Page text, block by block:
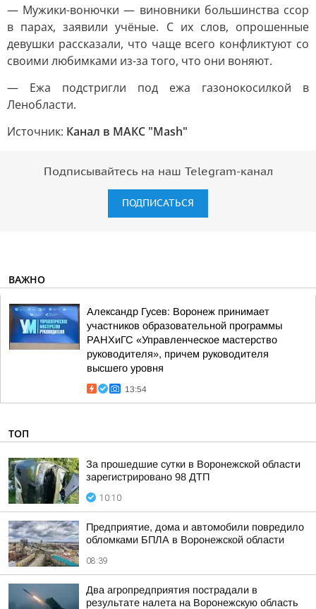
— Мужики-вонючки — виновники большинства ссор
в парах, заявили учёные. С их слов, опрошенные
девушки рассказали, что чаще всего конфликтуют со
своими любимками из-за того, что они воняют.
— Ежа подстригли под ежа газонокосилкой в
Ленобласти.
Источник: Канал в МАКС "Mash"
Подписывайтесь на наш Telegram-канал
ПОДПИСАТЬСЯ
ВАЖНО
Александр Гусев: Воронеж принимает
участников образовательной программы
РАНХиГС «Управленческое мастерство
руководителя», причем руководителя
высшего уровня
13:54
ТОП
За прошедшие сутки в Воронежской области
зарегистрировано 98 ДТП
10:10
Предприятие, дома и автомобили повредило
обломками БПЛА в Воронежской области
08:39
Два агропредприятия пострадали в
результате налета на Воронежскую область